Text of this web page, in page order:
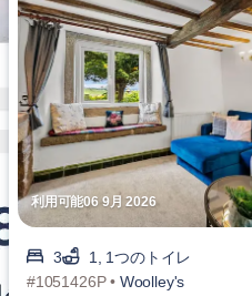
利用可能06 9月 2026
3
1, 1つのトイレ
#1051426P • Woolley's